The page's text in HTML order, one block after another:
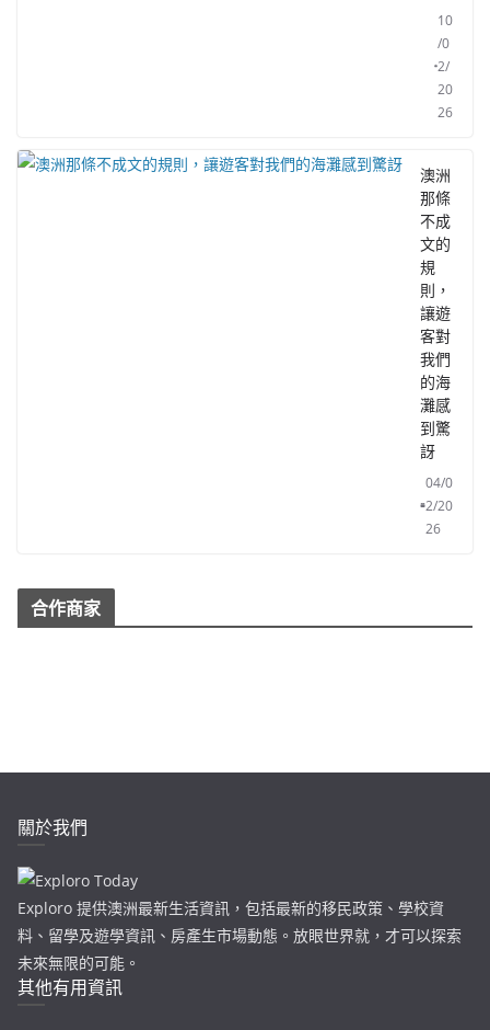
10
/0
2/
20
26
澳洲
那條
不成
文的
規
則，
讓遊
客對
我們
的海
灘感
到驚
訝
04/0
2/20
26
合作商家
關於我們
Exploro 提供澳洲最新生活資訊，包括最新的移民政策、學校資
料、留學及遊學資訊、房產生市場動態。放眼世界就，才可以探索
未來無限的可能。
其他有用資訊